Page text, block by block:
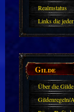
Realmstatus
Links die jeder
kennen sollte?!
Gilde
Über die Gilde
(DAW)
Gildenregeln/